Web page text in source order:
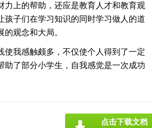
力上的帮助，还应是教育人才和教育观
孩子们在学习知识的同时学习做人的道
观念和大局。
使我感触颇多，不仅使个人得到了一定
助了部分小学生，自我感觉是一次成功
点击下载文档